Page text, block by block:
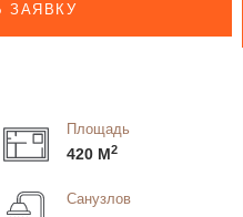
ЗАЯВКУ
Площадь
420 М2
Санузлов